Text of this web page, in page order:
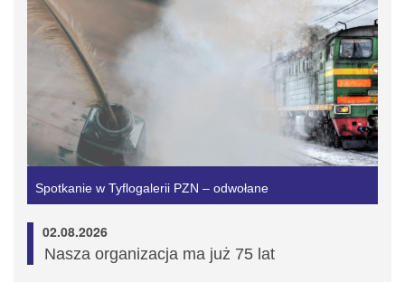
Spotkanie w Tyflogalerii PZN – odwołane
02.08.2026
Nasza organizacja ma już 75 lat